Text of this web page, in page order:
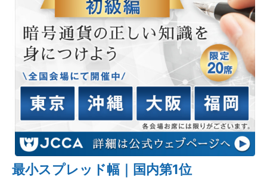
最小スプレッド幅｜国内第1位